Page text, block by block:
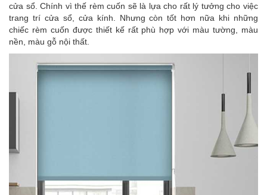
cửa sổ. Chính vì thế rèm cuốn sẽ là lựa cho rất lý tưởng cho việc
trang trí cửa sổ, cửa kính. Nhưng còn tốt hơn nữa khi những
chiếc rèm cuốn được thiết kế rất phù hợp với màu tường, màu
nền, màu gỗ nội thất.